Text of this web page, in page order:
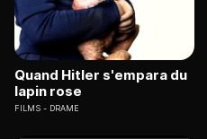
Quand Hitler s'empara du
lapin rose
FILMS DRAME